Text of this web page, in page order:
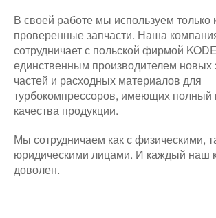
В своей работе мы используем только
проверенные запчасти. Наша
сотрудничает с польской фирмой
единственным производителем новых
частей и расходных материалов для
турбокомпрессоров, имеющих полный
качества продукции.
Мы сотрудничаем как с физическими,
юридическими лицами. И каждый наш
доволен.